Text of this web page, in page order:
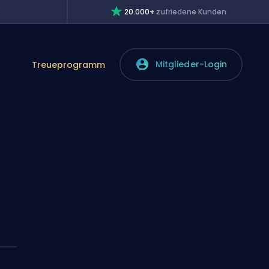
20.000+ zufriedene Kunden
Treueprogramm Mitglieder-Login